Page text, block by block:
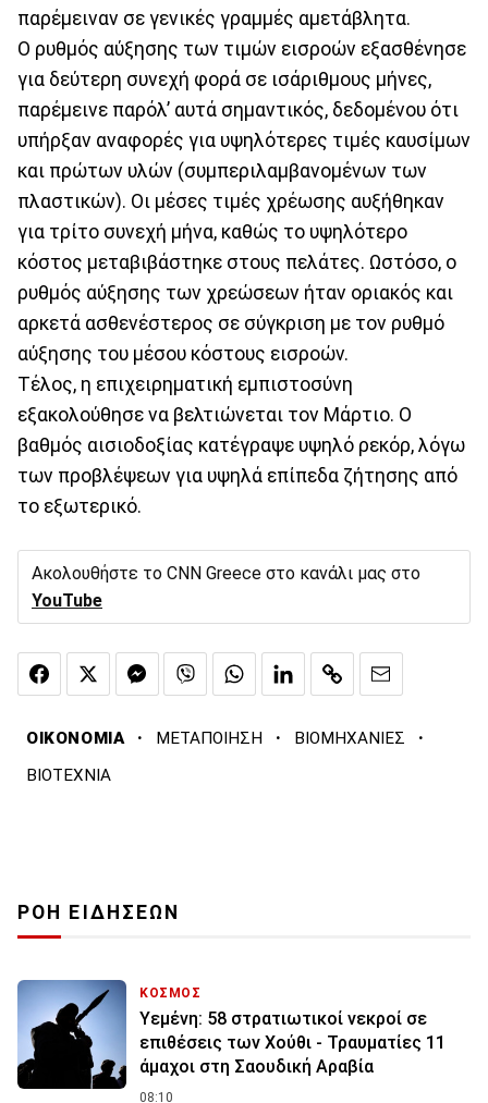
παρέμειναν σε γενικές γραμμές αμετάβλητα.
Ο ρυθμός αύξησης των τιμών εισροών εξασθένησε
για δεύτερη συνεχή φορά σε ισάριθμους μήνες,
παρέμεινε παρόλ’ αυτά σημαντικός, δεδομένου ότι
υπήρξαν αναφορές για υψηλότερες τιμές καυσίμων
και πρώτων υλών (συμπεριλαμβανομένων των
πλαστικών). Οι μέσες τιμές χρέωσης αυξήθηκαν
για τρίτο συνεχή μήνα, καθώς το υψηλότερο
κόστος μεταβιβάστηκε στους πελάτες. Ωστόσο, ο
ρυθμός αύξησης των χρεώσεων ήταν οριακός και
αρκετά ασθενέστερος σε σύγκριση με τον ρυθμό
αύξησης του μέσου κόστους εισροών.
Τέλος, η επιχειρηματική εμπιστοσύνη
εξακολούθησε να βελτιώνεται τον Μάρτιο. Ο
βαθμός αισιοδοξίας κατέγραψε υψηλό ρεκόρ, λόγω
των προβλέψεων για υψηλά επίπεδα ζήτησης από
το εξωτερικό.
Ακολουθήστε το CNN Greece στο κανάλι μας στο
YouTube
ΟΙΚΟΝΟΜΙΑ · ΜΕΤΑΠΟΙΗΣΗ · ΒΙΟΜΗΧΑΝΙΕΣ ·
ΒΙΟΤΕΧΝΙΑ
ΡΟΗ ΕΙΔΗΣΕΩΝ
ΚΟΣΜΟΣ
Υεμένη: 58 στρατιωτικοί νεκροί σε
επιθέσεις των Χούθι - Τραυματίες 11
άμαχοι στη Σαουδική Αραβία
08:10